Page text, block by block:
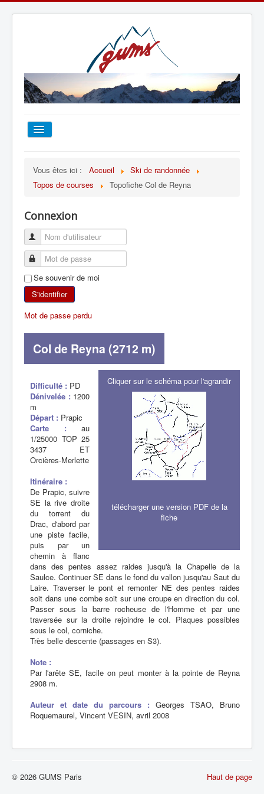
TOUT SUR LE GUMS
ESCALADE
ALPINISME
SKI DE RANDONNÉE
RANDONNÉE SPORTIVE
Vous êtes ici : Accueil
Ski de randonnée
Topos de courses
Topofiche Col de Reyna
Connexion
Se souvenir de moi
S'identifier
Mot de passe perdu
Col de Reyna (2712 m)
Cliquer sur le schéma pour l'agrandir
télécharger une version PDF de la
fiche
Difficulté : PD
Dénivelée : 1200
m
Départ : Prapic
Carte : au
1/25000 TOP 25
3437 ET
Orcières-Merlette
Itinéraire :
De Prapic, suivre
SE la rive droite
du torrent du
Drac, d'abord par
une piste facile,
puis par un
chemin à flanc
dans des pentes assez raides jusqu'à la Chapelle de la
Saulce. Continuer SE dans le fond du vallon jusqu'au Saut du
Laire. Traverser le pont et remonter NE des pentes raides
soit dans une combe soit sur une croupe en direction du col.
Passer sous la barre rocheuse de l'Homme et par une
traversée sur la droite rejoindre le col. Plaques possibles
sous le col, corniche.
Très belle descente (passages en S3).
Note :
Par l'arête SE, facile on peut monter à la pointe de Reyna
2908 m.
Auteur et date du parcours : Georges TSAO, Bruno
Roquemaurel, Vincent VESIN, avril 2008
Haut de page
© 2026 GUMS Paris